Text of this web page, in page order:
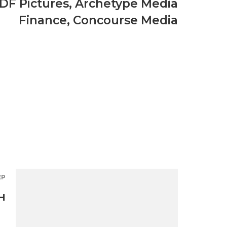
Pictures, Archetype Media
Finance, Concourse Media